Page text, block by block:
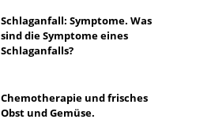
Schlaganfall: Symptome. Was
sind die Symptome eines
Schlaganfalls?
Chemotherapie und frisches
Obst und Gemüse.